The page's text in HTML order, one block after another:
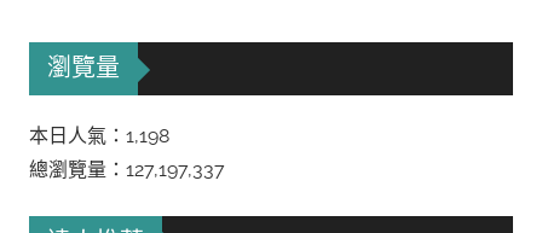
瀏覽量
本日人氣：1,198
總瀏覽量：127,197,337